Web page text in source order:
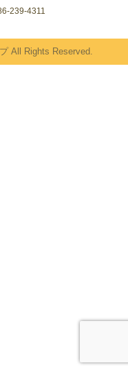
239-4311
All Rights Reserved.